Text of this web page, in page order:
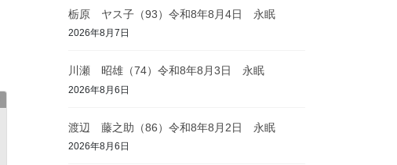
栃原 ヤス子（93）令和8年8月4日 永眠
2026年8月7日
川瀬 昭雄（74）令和8年8月3日 永眠
2026年8月6日
渡辺 藤之助（86）令和8年8月2日 永眠
2026年8月6日